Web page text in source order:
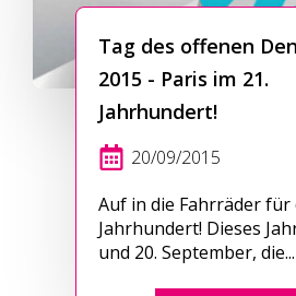
Tag des offenen
2015 - Paris im 21.
Jahrhundert!
20/09/2015
Auf in die Fahrräder für
Jahrhundert! Dieses
und 20. September, die...